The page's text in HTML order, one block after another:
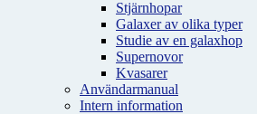
Stjärnhopar
Galaxer av olika typer
Studie av en galaxhop
Supernovor
Kvasarer
Användarmanual
Intern information